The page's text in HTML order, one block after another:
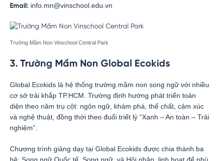
Email: info.mn@vinschool.edu.vn
Trường Mầm Non Vinschool Central Park
3. Trường Mầm Non Global Ecokids
Global Ecokids là hệ thống trường mầm non song ngữ với nhiều
cơ sở trải khắp TP.HCM. Trường định hướng phát triển toàn
diện theo năm trụ cột: ngôn ngữ, khám phá, thể chất, cảm xúc
và nghệ thuật, đồng thời theo đuổi triết lý “Xanh – An toàn – Trải
nghiệm”.
Chương trình giảng dạy tại Global Ecokids được chia thành ba